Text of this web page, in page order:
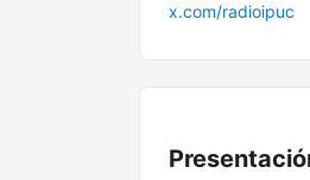
x.com/radioipuc